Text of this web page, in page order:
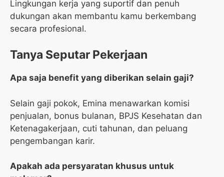
Lingkungan kerja yang suportif dan penuh
dukungan akan membantu kamu berkembang
secara profesional.
Tanya Seputar Pekerjaan
Apa saja benefit yang diberikan selain gaji?
Selain gaji pokok, Emina menawarkan komisi
penjualan, bonus bulanan, BPJS Kesehatan dan
Ketenagakerjaan, cuti tahunan, dan peluang
pengembangan karir.
Apakah ada persyaratan khusus untuk